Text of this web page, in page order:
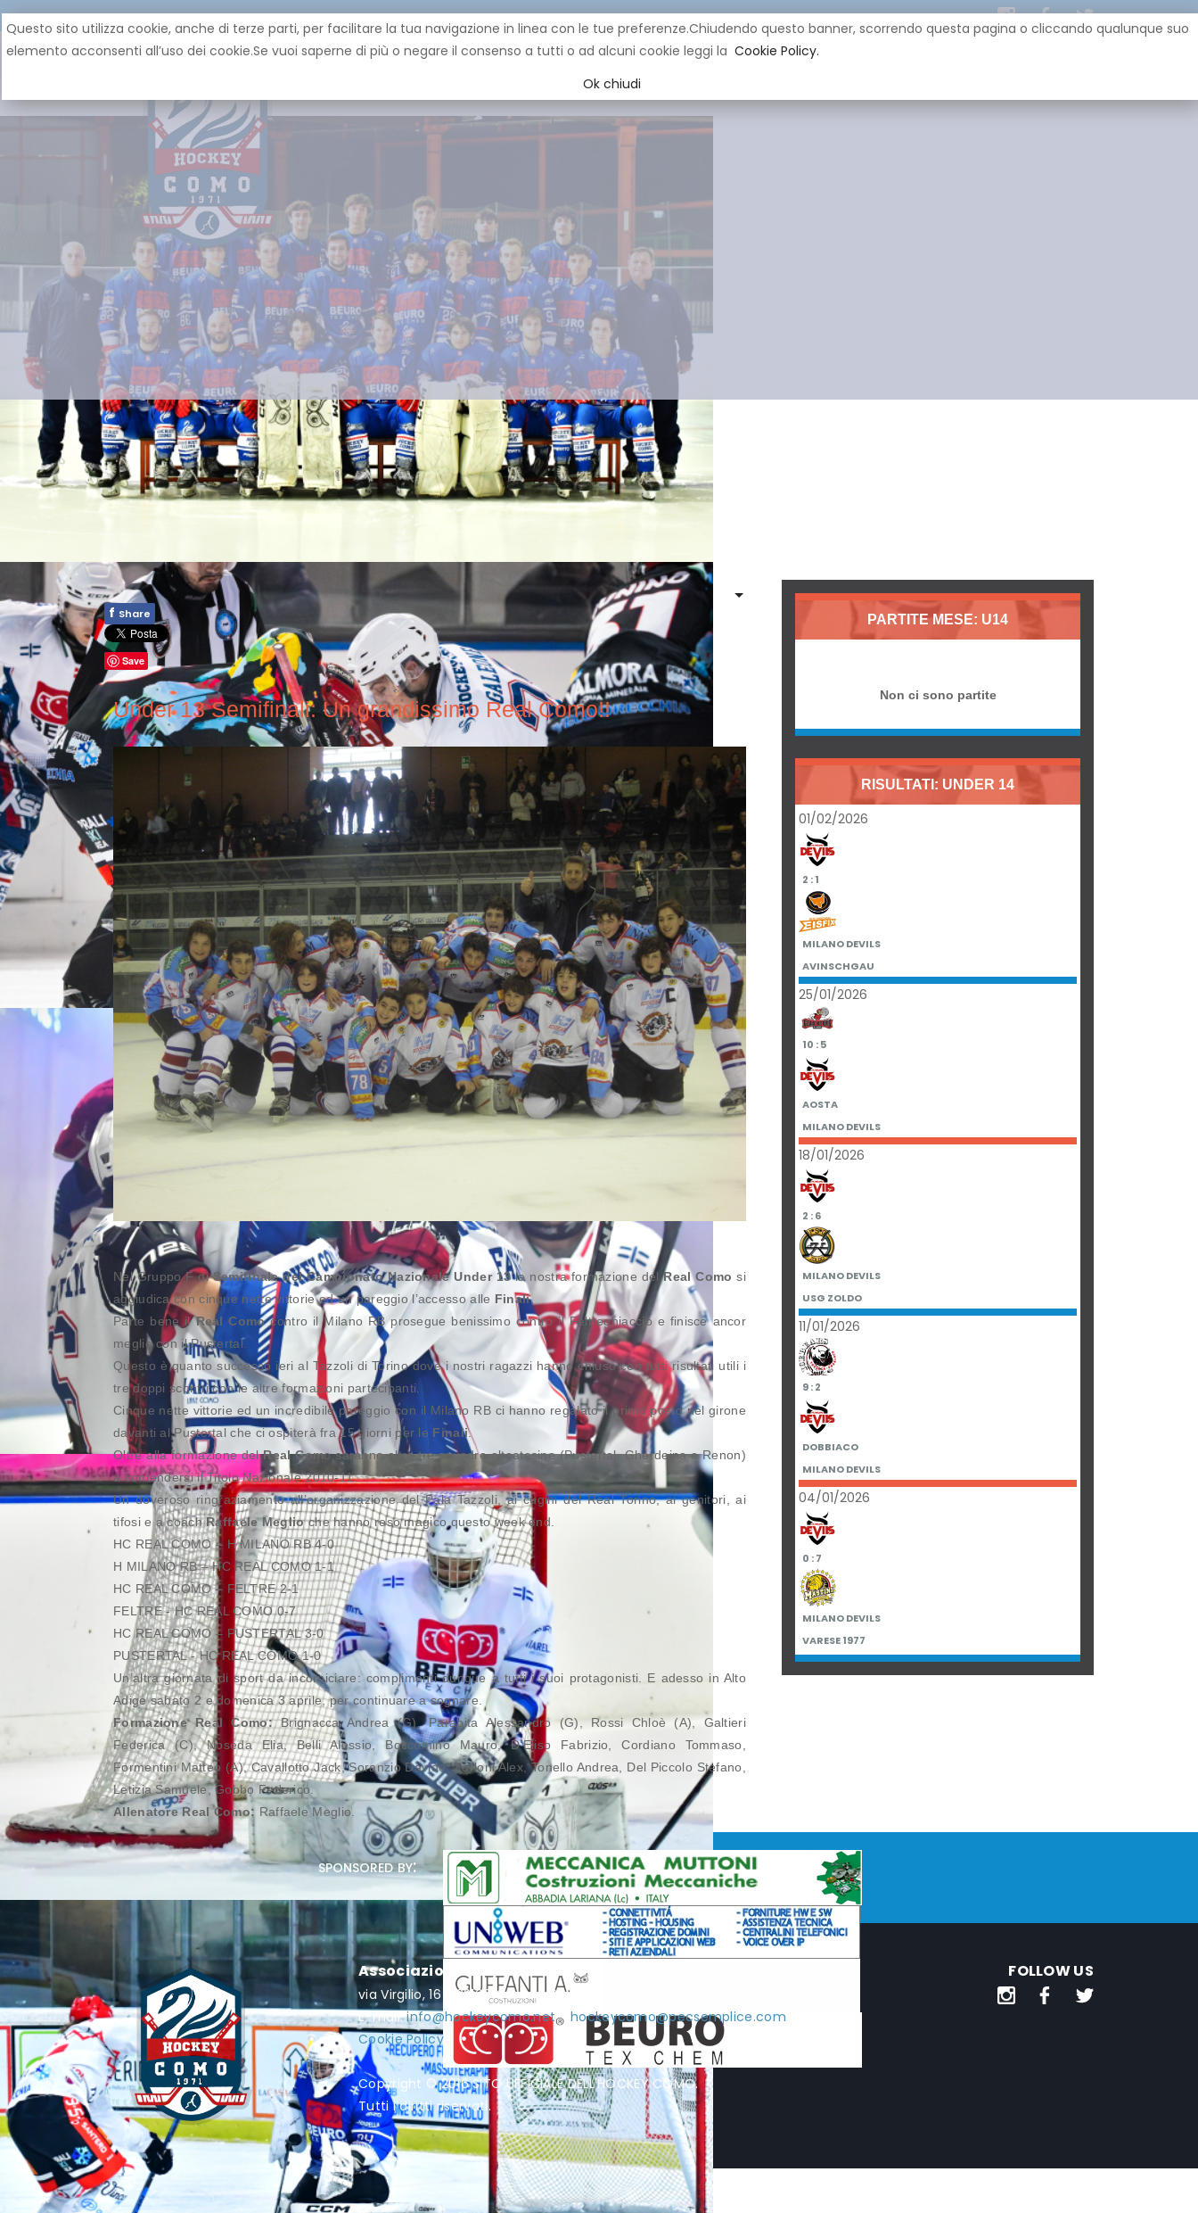
YOUNG
f Share
Save
Under 13 Semifinali: Un grandissimo Real Como!!
Nel Gruppo F diSemifinale del Campionato Nazionale Under 13la nostra formazione delReal Como si
aggiudica con cinque nette vittorie ed un pareggio l’accesso alle Finali.
Parte bene ilReal Comocontro il Milano RB prosegue benissimo contro il Feltreghiaccio e finisce ancor
meglio con il Pustertal.
Questo è quanto successo ieri al Tazzoli di Torino dove i nostri ragazzi hanno chiuso con tutti risultati utili i
tre doppi scontri con le altre formazioni partecipanti.
Cinque nette vittorie ed un incredibile pareggio con il Milano RB ci hanno regalato il primo posto nel girone
davanti al Pustertal che ci ospiterà fra 15 giorni per le Finali.
Oltre alla formazione delReal Como saranno altre tre squadre altoatesine (Pustertal, Gherdeina e Renon)
a contendersi il Titolo Nazionale 2010-11.
Un doveroso ringraziamento all’organizzazione del Pala Tazzoli, ai cugini del Real Torino, ai genitori, ai
tifosi e a coachRaffaele Meglioche hanno reso magico questo week end.
HC REAL COMO – H MILANO RB 4-0
H MILANO RB – HC REAL COMO 1-1
HC REAL COMO – FELTRE 2-1
FELTRE - HC REAL COMO 0-7
HC REAL COMO – PUSTERTAL 3-0
PUSTERTAL - HC REAL COMO 1-0
Un’altra giornata di sport da incorniciare: complimenti dunque a tutti i suoi protagonisti. E adesso in Alto
Adige sabato 2 e domenica 3 aprile, per continuare a sognare.
Formazione Real Como:Brignacca Andrea (G), Parabita Alessandro (G), Rossi Chloè (A), Galtieri
Federica (C), Noseda Elia, Belli Alessio, Boccomino Mauro, D’Eliso Fabrizio, Cordiano Tommaso,
Formentini Matteo (A), Cavallotto Jack, Soranzio Davide, Zorloni Alex, Tonello Andrea, Del Piccolo Stefano,
Letizia Samuele, Gobbo Federico.
Allenatore Real Como: Raffaele Meglio.
PARTITE MESE: U14
Non ci sono partite
RISULTATI: UNDER 14
01/02/2026
2 : 1
MILANO DEVILS
AVINSCHGAU
25/01/2026
10 : 5
AOSTA
MILANO DEVILS
18/01/2026
2 : 6
MILANO DEVILS
USG ZOLDO
11/01/2026
9 : 2
DOBBIACO
MILANO DEVILS
04/01/2026
0 : 7
MILANO DEVILS
VARESE 1977
sponsored by:
Associazione Hockey Como
via Virgilio, 16 - 22100 Como - P.I. / C.F. 01951990132
E-mail:info@hockeycomo.net-hockeycomo@pecsemplice.com
Cookie Policy
Copyright © 2016 SITO UFFICIALE DELL'HOCKEY COMO.
Tutti i diritti riservati.
FOLLOW US
Questo sito utilizza cookie, anche di terze parti, per facilitare la tua navigazione in linea con le tue preferenze.Chiudendo questo banner, scorrendo questa pagina o cliccando qualunque suo
elemento acconsenti all’uso dei cookie.Se vuoi saperne di più o negare il consenso a tutti o ad alcuni cookie leggi la Cookie Policy.
Ok chiudi